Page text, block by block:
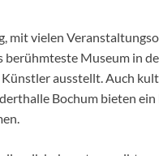
mit vielen
Museum in
ausstellt. Auch
Bochum bieten ein